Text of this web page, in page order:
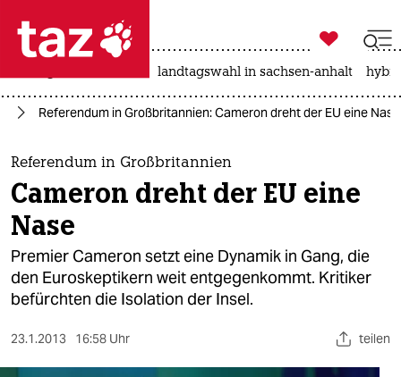
 taz zahl ich
taz zahl ich
themen
politik
öko
gesellschaft
sport

taz zahl ich
landtagswahl in sachsen-anhalt
Referendum in Großbritannien: Cameron dreht der EU eine Nase
Referendum in Großbritannien
Cameron dreht der EU eine
Nase
Premier Cameron setzt eine Dynamik in Gang, die
den Euroskeptikern weit entgegenkommt. Kritiker
befürchten die Isolation der Insel.
23.1.2013 16:58 Uhr teilen